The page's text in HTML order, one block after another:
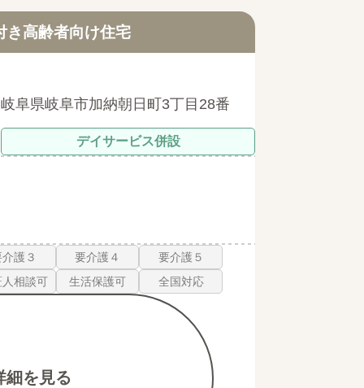
き高齢者向け住宅
岐阜県岐阜市加納朝日町3丁目28番
デイサービス併設
介護３ 要介護４
要介護５
人相談可 生活保護可 全国対応
細を見る